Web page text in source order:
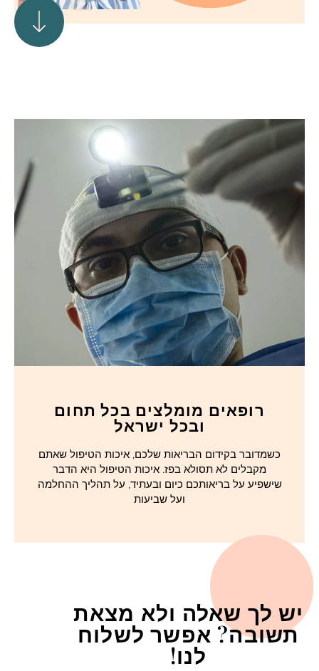
רופאים מומלצים בכל תחום
ובכל ישראל
כשמדובר בקידום הבריאות שלכם, איכות הטיפול שאתם
מקבלים לא תסולא בפז. איכות הטיפול היא הדבר
שישפיע על בריאותכם כיום ובעתיד, על תהליך ההחלמה
ועל שביעות
יש לך שאלה ולא מצאת
תשובה? אפשר לשלוח
לנו!